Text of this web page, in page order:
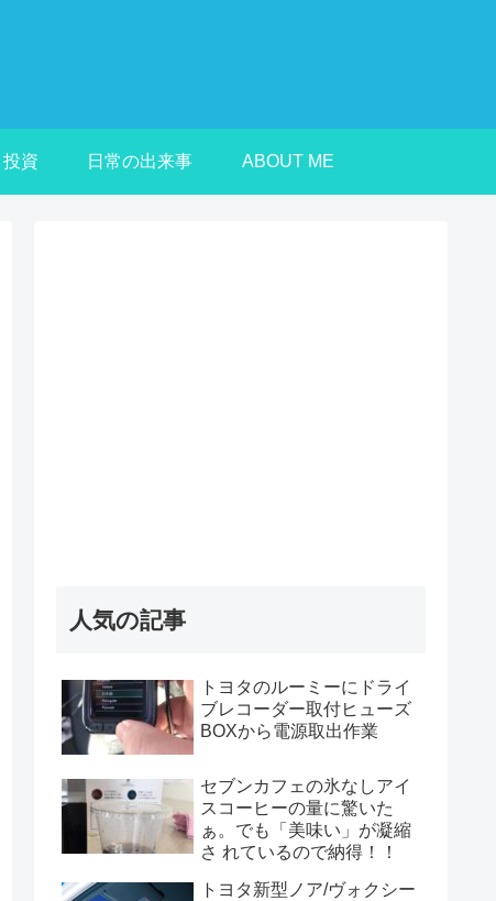
投資 日常の出来事 ABOUT ME
人気の記事
トヨタのルーミーにドライ
ブレコーダー取付ヒューズ
BOXから電源取出作業
セブンカフェの氷なしアイ
スコーヒーの量に驚いた
ぁ。でも「美味い」が凝縮
さ れているので納得！！
トヨタ新型ノア/ヴォクシー